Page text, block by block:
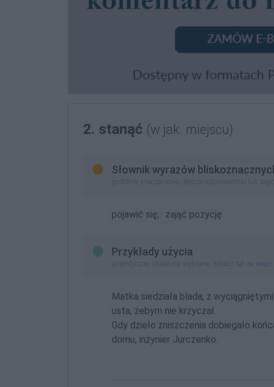
2. stanąć (w jak. miejscu)
Słownik wyrazów
podobne znaczeniowo (lepsze odpowiedniki lub
pojawić się; zająć pozycję
Przykłady użycia
autentyczne, starannie wybrane, zobacz też na blogu
Matka siedziała blada, z
usta, żebym nie krzyczał.
Gdy dzieło zniszczenia dobiegało
domu, inżynier Jurczenko.